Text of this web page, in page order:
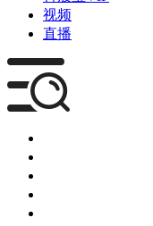
视频
直播